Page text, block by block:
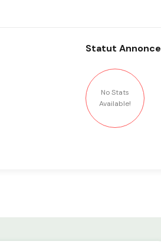
Statut Annonce
No Stats
Available!